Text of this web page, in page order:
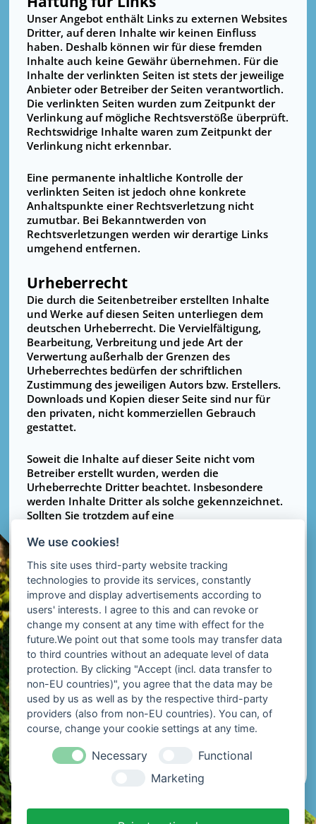
Unser Angebot enthält Links zu externen Websites
Dritter, auf deren Inhalte wir keinen Einfluss
haben. Deshalb können wir für diese fremden
Inhalte auch keine Gewähr übernehmen. Für die
Inhalte der verlinkten Seiten ist stets der jeweilige
Anbieter oder Betreiber der Seiten verantwortlich.
Die verlinkten Seiten wurden zum Zeitpunkt der
Verlinkung auf mögliche Rechtsverstöße überprüft.
Rechtswidrige Inhalte waren zum Zeitpunkt der
Verlinkung nicht erkennbar.
Eine permanente inhaltliche Kontrolle der
verlinkten Seiten ist jedoch ohne konkrete
Anhaltspunkte einer Rechtsverletzung nicht
zumutbar. Bei Bekanntwerden von
Rechtsverletzungen werden wir derartige Links
umgehend entfernen.
Urheberrecht
Die durch die Seitenbetreiber erstellten Inhalte
und Werke auf diesen Seiten unterliegen dem
deutschen Urheberrecht. Die Vervielfältigung,
Bearbeitung, Verbreitung und jede Art der
Verwertung außerhalb der Grenzen des
Urheberrechtes bedürfen der schriftlichen
Zustimmung des jeweiligen Autors bzw. Erstellers.
Downloads und Kopien dieser Seite sind nur für
den privaten, nicht kommerziellen Gebrauch
gestattet.
Soweit die Inhalte auf dieser Seite nicht vom
Betreiber erstellt wurden, werden die
Urheberrechte Dritter beachtet. Insbesondere
werden Inhalte Dritter als solche gekennzeichnet.
Sollten Sie trotzdem auf eine
bitten wir um einen entsprechenden Hinweis. Bei
wir derartige Inhalte umgehend entfernen.
Quelle: e-recht24.de
Quellennachweis für die verwendeten Bilder und
Grafiken:
Design und Hintergrundbild: © Max Glimm,
Kommunikationsdesign, max@maxglimm.de
Startseite und Referenzen:
Urheberrecht UDATA
We use cookies!
This site uses third-party website tracking
technologies to provide its services, constantly
improve and display advertisements according to
users' interests. I agree to this and can revoke or
change my consent at any time with effect for the
future.We point out that some tools may transfer data
to third countries without an adequate level of data
protection. By clicking "Accept (incl. data transfer to
non-EU countries)", you agree that the data may be
used by us as well as by the respective third-party
providers (also from non-EU countries). You can, of
course, change your cookie settings at any time.
Necessary
Functional
Marketing